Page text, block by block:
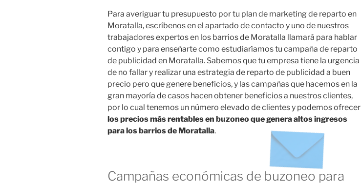
Para averiguar tu presupuesto por tu plan de marketing de reparto en
Moratalla, escríbenos en el apartado de contacto y uno de nuestros
trabajadores expertos en los barrios de Moratalla llamará para hablar
contigo y para enseñarte como estudiaríamos tu campaña de reparto
de publicidad en Moratalla. Sabemos que tu empresa tiene la urgencia
de no fallar y realizar una estrategia de reparto de publicidad a buen
precio pero que genere beneficios, y las campañas que hacemos en la
gran mayoría de casos hacen obtener beneficios a nuestros clientes,
por lo cual tenemos un número elevado de clientes y podemos ofrecer
los precios más rentables en buzoneo que genera altos ingresos
para los barrios de Moratalla.
Campañas económicas de buzoneo para